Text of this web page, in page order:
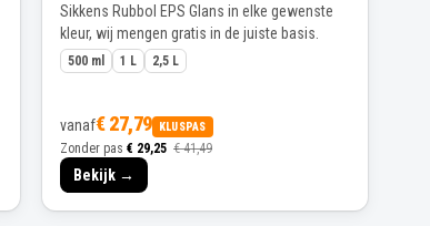
Sikkens Rubbol EPS Glans in elke gewenste
kleur, wij mengen gratis in de juiste basis.
500 ml 1 L 2,5 L
vanaf€ 27,79 KLUSPAS
Zonder pas € 29,25 € 41,49
Bekijk →